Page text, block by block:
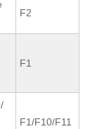
F2
F1
F1/F10/F11